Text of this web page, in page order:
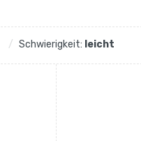
Schwierigkeit: leicht